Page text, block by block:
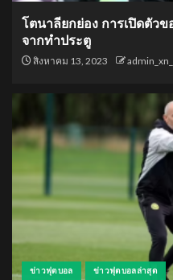
โตนาลียกย่อง การเปิดตัว
จากทำประตู
สิงหาคม 13, 2023
ข่าวฟุตบอล ข่าวฟุตบอลล่าสุด